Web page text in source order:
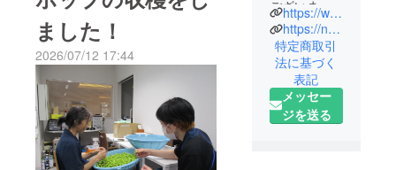
ら、種を収穫する予定で
す。F1種（採った種を翌年
にまいても同じものが育た
ず、毎年買い直すことにな
りやすい種）ではない植物
から種を採り、翌年へつな
いでいく予定です。そこに
ました！
2026/07/12 17:44
ございま
す、社会福
祉法人とら
いふです。
法人名の
「とらい
ふ」とは
https://www.toraifu.com
https://note.com/toraifumusashino/
特定商取引
法に基づく
表記
メッセー
ジを送る